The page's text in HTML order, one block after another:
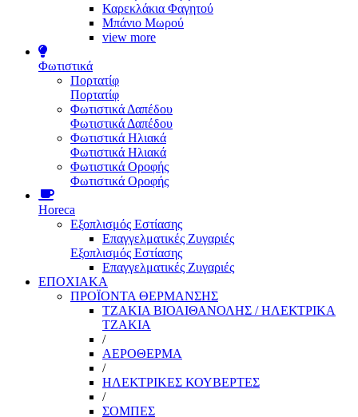
Καρεκλάκια Φαγητού
Μπάνιο Μωρού
view more
Φωτιστικά
Πορτατίφ
Πορτατίφ
Φωτιστικά Δαπέδου
Φωτιστικά Δαπέδου
Φωτιστικά Ηλιακά
Φωτιστικά Ηλιακά
Φωτιστικά Οροφής
Φωτιστικά Οροφής
Horeca
Εξοπλισμός Εστίασης
Επαγγελματικές Ζυγαριές
Εξοπλισμός Εστίασης
Επαγγελματικές Ζυγαριές
ΕΠΟΧΙΑΚΑ
ΠΡΟΪΟΝΤΑ ΘΕΡΜΑΝΣΗΣ
ΤΖΑΚΙΑ ΒΙΟΑΙΘΑΝΟΛΗΣ / ΗΛΕΚΤΡΙΚΑ
ΤΖΑΚΙΑ
/
ΑΕΡΟΘΕΡΜΑ
/
ΗΛΕΚΤΡΙΚΕΣ ΚΟΥΒΕΡΤΕΣ
/
ΣΟΜΠΕΣ